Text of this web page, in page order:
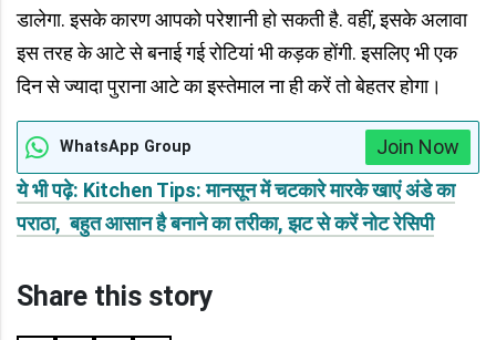
डालेगा. इसके कारण आपको परेशानी हो सकती है. वहीं, इसके अलावा
इस तरह के आटे से बनाई गई रोटियां भी कड़क होंगी. इसलिए भी एक
दिन से ज्यादा पुराना आटे का इस्तेमाल ना ही करें तो बेहतर होगा।
WhatsApp Group
Join Now
ये भी पढ़े: Kitchen Tips: मानसून में चटकारे मारके खाएं अंडे का
पराठा, बहुत आसान है बनाने का तरीका, झट से करें नोट रेसिपी
Share this story